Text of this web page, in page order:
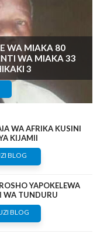
WA MIAKA 80
WA MIAKA 33
3
WA AFRIKA KUSINI
KIJAMII
BLOG
YAPOKELEWA
WA TUNDURU
BLOG